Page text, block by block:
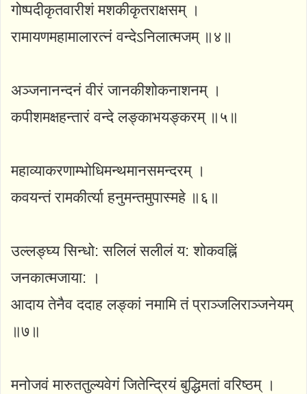
गोष्पदीकृतवारीशं मशकीकृतराक्षसम् ।
रामायणमहामालारत्नं वन्देऽनिलात्मजम् ॥४॥
अञ्जनानन्दनं वीरं जानकीशोकनाशनम् ।
कपीशमक्षहन्तारं वन्दे लङ्काभयङ्करम् ॥५॥
महाव्याकरणाम्भोधिमन्थमानसमन्दरम् ।
कवयन्तं रामकीर्त्या हनुमन्तमुपास्महे ॥६॥
उल्लङ्घ्य सिन्धो: सलिलं सलीलं य: शोकवह्निं
जनकात्मजाया: ।
आदाय तेनैव ददाह लङ्कां नमामि तं प्राञ्जलिराञ्जनेयम्
॥७॥
मनोजवं मारुततुल्यवेगं जितेन्द्रियं बुद्धिमतां वरिष्ठम् ।